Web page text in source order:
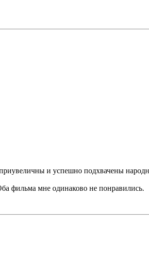
и успешно подхвачены
фильма мне одинаково не понравились.